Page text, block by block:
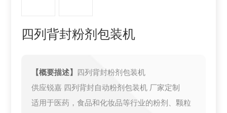
四列背封粉剂包装机
【概要描述】 四列背封粉剂包装机
供应锐嘉 四列背封自动粉剂包装机 厂家定制
适用于医药，食品和化妆品等行业的粉剂、颗粒